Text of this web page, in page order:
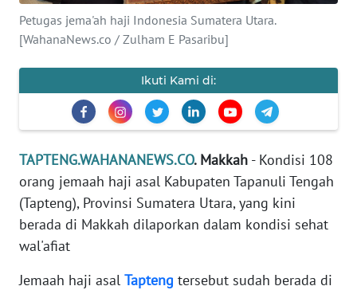
Petugas jema'ah haji Indonesia Sumatera Utara.
[WahanaNews.co / Zulham E Pasaribu]
Ikuti Kami di:
TAPTENG.WAHANANEWS.CO. Makkah - Kondisi 108
orang jemaah haji asal Kabupaten Tapanuli Tengah
(Tapteng), Provinsi Sumatera Utara, yang kini
berada di Makkah dilaporkan dalam kondisi sehat
wal'afiat
Jemaah haji asal Tapteng tersebut sudah berada di
KONTAK
KAMI
INFO
PEDOMAN
MEDIA
SIBER